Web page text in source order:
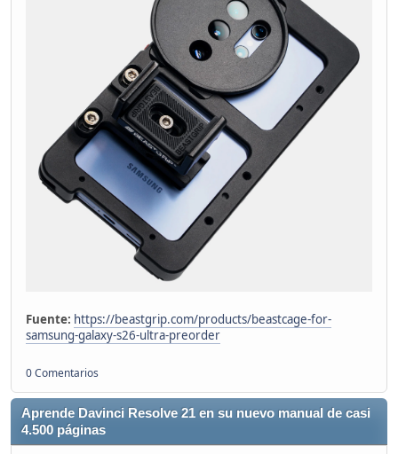
Fuente: https://beastgrip.com/products/beastcage-for-
samsung-galaxy-s26-ultra-preorder
0 Comentarios
Aprende Davinci Resolve 21 en su nuevo manual de casi
4.500 páginas